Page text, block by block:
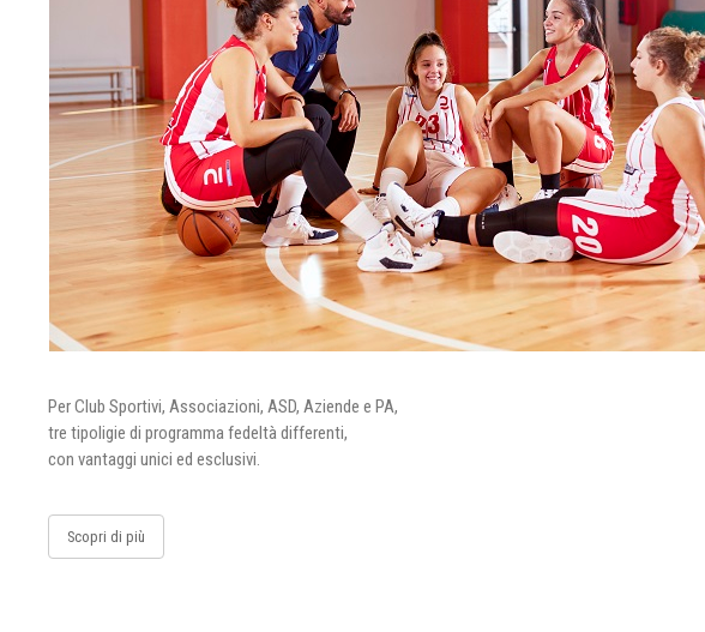
Per Club Sportivi, Associazioni, ASD, Aziende e PA,
tre tipoligie di programma fedeltà differenti,
con vantaggi unici ed esclusivi.
Scopri di più